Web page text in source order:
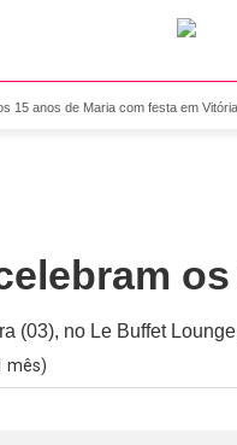
15 anos de Maria com festa em Vitória
(03), no Le Buffet
mês)